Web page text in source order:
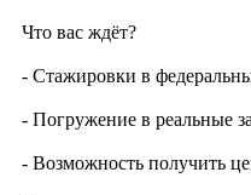
Что вас ждёт?
- Стажировки в
- Погружение в реальные
- Возможность получить